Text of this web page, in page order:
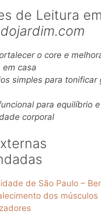
de Leitura em
o core e
em casa
simples para tonificar
para equilíbrio e
corporal
de São Paulo –
dos músculos